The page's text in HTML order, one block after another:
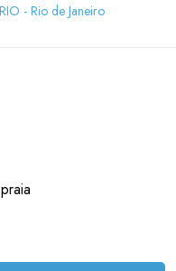
- Rio de Janeiro